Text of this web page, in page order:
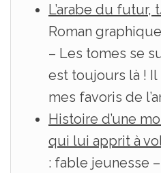
L’arabe du futur,
Roman
– Les tomes se
est toujours là !
mes favoris de
Histoire d’une
qui lui apprit à
: fable jeunesse